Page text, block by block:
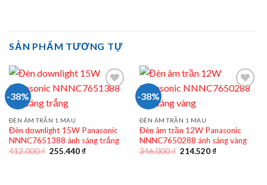
SẢN PHẨM TƯƠNG TỰ
-38%
ĐÈN ÂM TRẦN 1 MÀU
Đèn downlight 15W Panasonic
NNNC7651388 ánh sáng trắng
412.000₫ Giá
255.440₫Giá
-38%
ĐÈN ÂM TRẦN 1 MÀU
Đèn âm trần 12W Panasonic
NNNC7650288 ánh sáng vàng
346.000₫ Giá
214.520₫Giá